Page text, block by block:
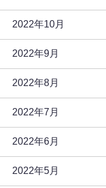
2022年10月
2022年9月
2022年8月
2022年7月
2022年6月
2022年5月